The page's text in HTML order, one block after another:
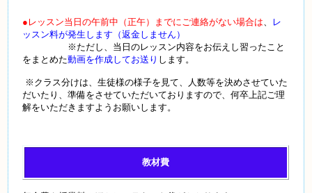
●レッスン当日の午前中（正午）までにご連絡がない場合は、
レ
ッスン料が発生します（返金しません）
※ただし、当日のレッスン内容をお伝えし習ったこと
をまとめた動画を作成してお送り します。
※クラス分けは、生徒様の様子を見て、人数等を決めさせていた
だいたり、準備をさせていただいておりますので、何卒上記ご理
解をいただきますようお願いします。
教材費